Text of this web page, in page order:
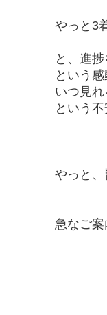
やっと3
と、進
という感
いつ見れ
という
やっと
急なご